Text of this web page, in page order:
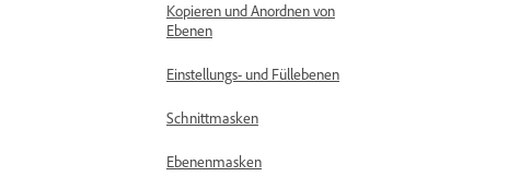
Kopieren und Anordnen von
Ebenen
Einstellungs- und Füllebenen
Schnittmasken
Ebenenmasken